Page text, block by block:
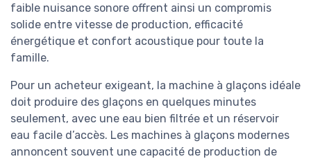
faible nuisance sonore offrent ainsi un compromis
solide entre vitesse de production, efficacité
énergétique et confort acoustique pour toute la
famille.
Pour un acheteur exigeant, la machine à glaçons idéale
doit produire des glaçons en quelques minutes
seulement, avec une eau bien filtrée et un réservoir
eau facile d’accès. Les machines à glaçons modernes
annoncent souvent une capacité de production de